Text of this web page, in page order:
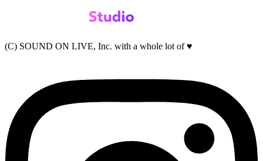
(C) SOUND ON LIVE, Inc. with a whole lot of ♥